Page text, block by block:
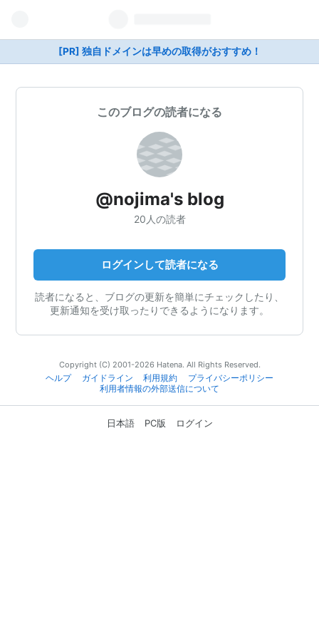
[PR] 独自ドメインは早めの取得がおすすめ！
このブログの読者になる
@nojima's blog
20人の読者
ログインして読者になる
読者になると、ブログの更新を簡単にチェックしたり、
更新通知を受け取ったりできるようになります。
Copyright (C) 2001-2026 Hatena. All Rights Reserved.
ヘルプ
ガイドライン 利用規約
プライバシーポリシー
利用者情報の外部送信について
日本語 PC版 ログイン